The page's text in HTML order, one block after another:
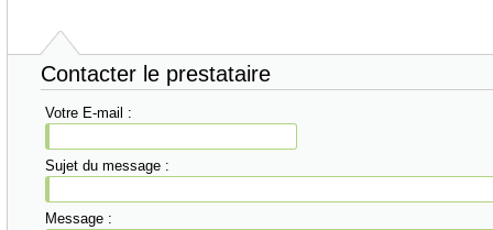
Contacter le prestataire
Votre E-mail :
Sujet du message :
Message :